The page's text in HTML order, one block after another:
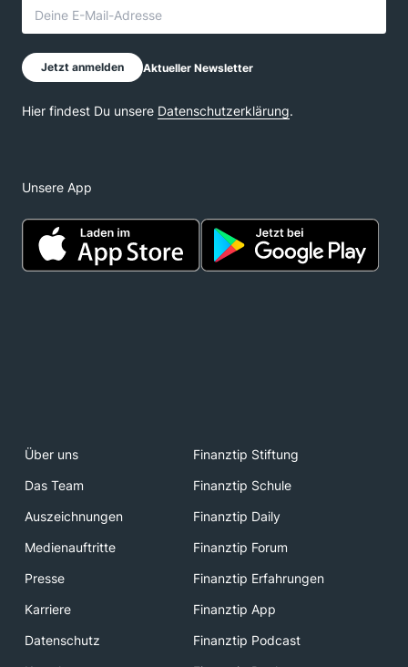
Unsere App
Über uns
Finanztip Stiftung
Das Team
Finanztip Schule
Auszeichnungen
Finanztip Daily
Medienauftritte
Finanztip Forum
Presse
Finanztip Erfahrungen
Karriere
Finanztip App
Datenschutz
Finanztip Podcast